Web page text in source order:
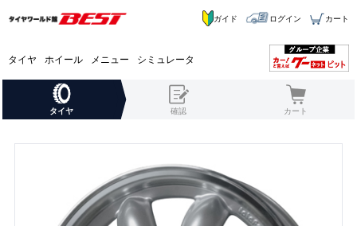
タイヤ ホイール メニュー シミュレータ
ガイド ログイン カート
タイヤ 確認 カート